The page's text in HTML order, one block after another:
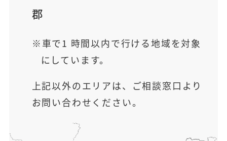
郡
車で1 時間以内で行ける地域を対象
にしています。
上記以外のエリアは、ご相談窓口より
お問い合わせください。